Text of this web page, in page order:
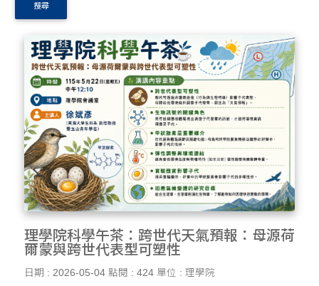
搜尋
理學院科學午茶：跨世代天氣預報：母源荷
爾蒙與跨世代表型可塑性
日期 : 2026-05-04 點閱 : 424 單位 : 理學院